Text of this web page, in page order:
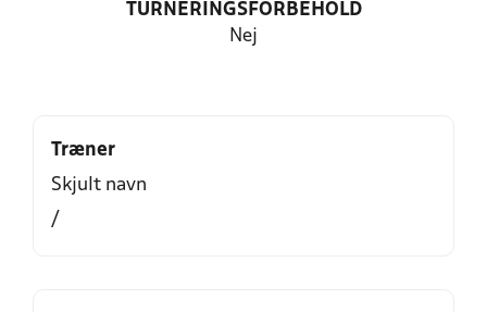
TURNERINGSFORBEHOLD
Nej
Træner
Skjult navn
/